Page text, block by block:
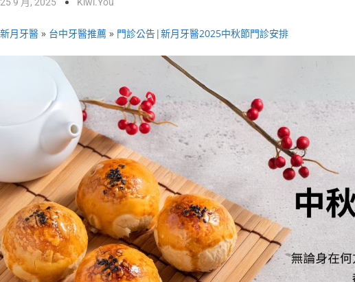
新月牙醫 » 台中牙醫推薦 » 門診公告|新月牙醫2025中秋節門診安排